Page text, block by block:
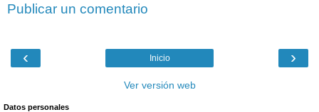
Publicar un comentario
‹ ›
Inicio
Ver versión web
Datos personales